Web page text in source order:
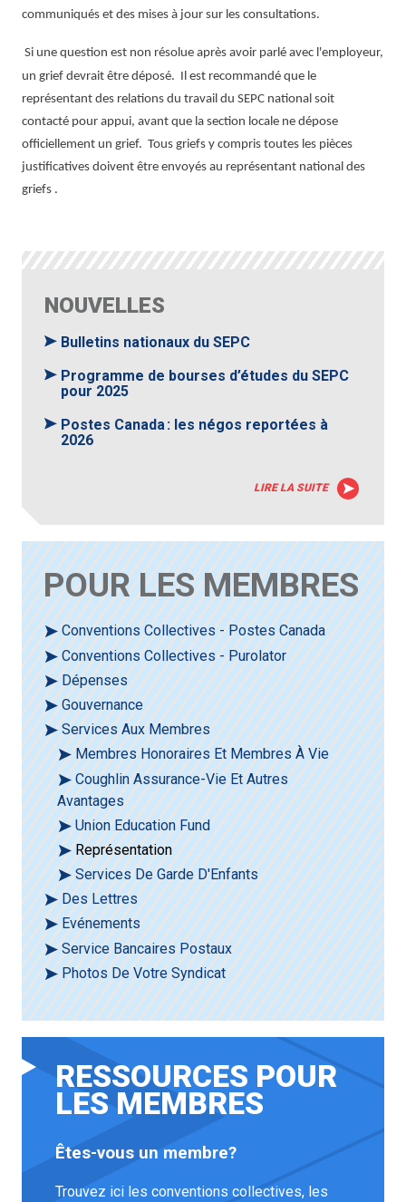
communiqués et des mises à jour sur les consultations.
Si une question est non résolue après avoir parlé avec l'employeur,
un grief devrait être déposé. Il est recommandé que le
représentant des relations du travail du SEPC national soit
contacté pour appui, avant que la section locale ne dépose
officiellement un grief. Tous griefs y compris toutes les pièces
justificatives doivent être envoyés au représentant national des
griefs .
NOUVELLES
Bulletins nationaux du SEPC
Programme de bourses d’études du SEPC
pour 2025
Postes Canada : les négos reportées à
2026
LIRE LA SUITE
POUR LES MEMBRES
Conventions Collectives - Postes Canada
Conventions Collectives - Purolator
Dépenses
Gouvernance
Services Aux Membres
Membres Honoraires Et Membres À Vie
Coughlin Assurance-Vie Et Autres
Avantages
Union Education Fund
Représentation
Services De Garde D'Enfants
Des Lettres
Evénements
Service Bancaires Postaux
Photos De Votre Syndicat
RESSOURCES POUR
LES MEMBRES
Êtes-vous un membre?
Trouvez ici les conventions collectives, les